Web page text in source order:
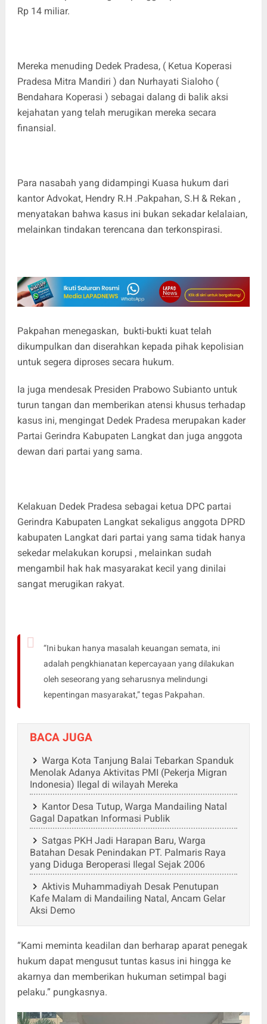
Rp 14 miliar.
Mereka menuding Dedek Pradesa, ( Ketua Koperasi
Pradesa Mitra Mandiri ) dan Nurhayati Sialoho (
Bendahara Koperasi ) sebagai dalang di balik aksi
kejahatan yang telah merugikan mereka secara
finansial.
Para nasabah yang didampingi Kuasa hukum dari
kantor Advokat, Hendry R.H .Pakpahan, S.H & Rekan ,
menyatakan bahwa kasus ini bukan sekadar kelalaian,
melainkan tindakan terencana dan terkonspirasi.
Pakpahan menegaskan, bukti-bukti kuat telah
dikumpulkan dan diserahkan kepada pihak kepolisian
untuk segera diproses secara hukum.
Ia juga mendesak Presiden Prabowo Subianto untuk
turun tangan dan memberikan atensi khusus terhadap
kasus ini, mengingat Dedek Pradesa merupakan kader
Partai Gerindra Kabupaten Langkat dan juga anggota
dewan dari partai yang sama.
Kelakuan Dedek Pradesa sebagai ketua DPC partai
Gerindra Kabupaten Langkat sekaligus anggota DPRD
kabupaten Langkat dari partai yang sama tidak hanya
sekedar melakukan korupsi , melainkan sudah
mengambil hak hak masyarakat kecil yang dinilai
sangat merugikan rakyat.
“Ini bukan hanya masalah keuangan semata, ini
adalah pengkhianatan kepercayaan yang dilakukan
oleh seseorang yang seharusnya melindungi
kepentingan masyarakat,” tegas Pakpahan.
BACA JUGA
Warga Kota Tanjung Balai Tebarkan Spanduk
Menolak Adanya Aktivitas PMI (Pekerja Migran
Indonesia) Ilegal di wilayah Mereka
Kantor Desa Tutup, Warga Mandailing Natal
Gagal Dapatkan Informasi Publik
Satgas PKH Jadi Harapan Baru, Warga
Batahan Desak Penindakan PT. Palmaris Raya
yang Diduga Beroperasi Ilegal Sejak 2006
Aktivis Muhammadiyah Desak Penutupan
Kafe Malam di Mandailing Natal, Ancam Gelar
Aksi Demo
“Kami meminta keadilan dan berharap aparat penegak
hukum dapat mengusut tuntas kasus ini hingga ke
akarnya dan memberikan hukuman setimpal bagi
pelaku.” pungkasnya.